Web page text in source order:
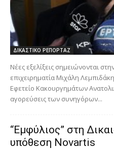
ΔΙΚΑΣΤΙΚΟ ΡΕΠΟΡΤΑΖ
Νέες εξελίξεις σημειώνονται
επιχειρηματία Μιχάλη
Εφετείο Κακουργημάτων
αγορεύσεις των συνηγόρων...
“Εμφύλιος” στη
υπόθεση Novartis